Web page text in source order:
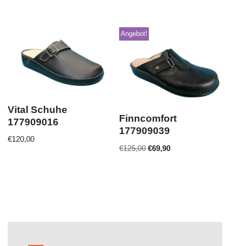
Vital Schuhe
177909016
€120,00
Angebot!
Finncomfort
177909039
€125,00 €69,90